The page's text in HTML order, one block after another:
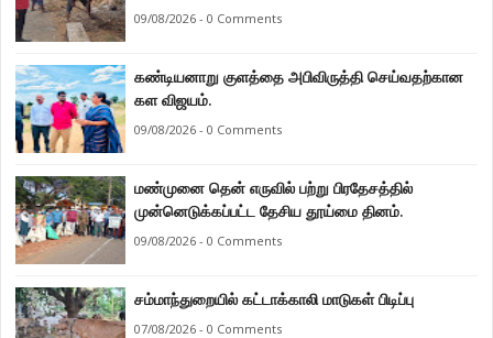
09/08/2026 - 0 Comments
கண்டியனாறு குளத்தை அபிவிருத்தி செய்வதற்கான
கள விஜயம்.
09/08/2026 - 0 Comments
மண்முனை தென் எருவில் பற்று பிரதேசத்தில்
முன்னெடுக்கப்பட்ட தேசிய தூய்மை தினம்.
09/08/2026 - 0 Comments
சம்மாந்துறையில் கட்டாக்காலி மாடுகள் பிடிப்பு
07/08/2026 - 0 Comments